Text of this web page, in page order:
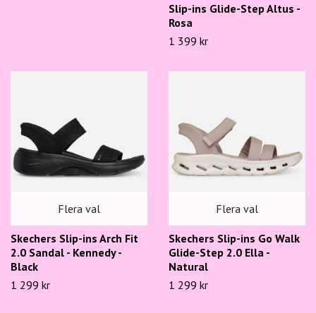
Slip-ins Glide-Step Altus -
Rosa
1 399 kr
Flera val
Skechers Slip-ins Arch Fit
2.0 Sandal - Kennedy -
Black
1 299 kr
Flera val
Skechers Slip-ins Go Walk
Glide-Step 2.0 Ella -
Natural
1 299 kr